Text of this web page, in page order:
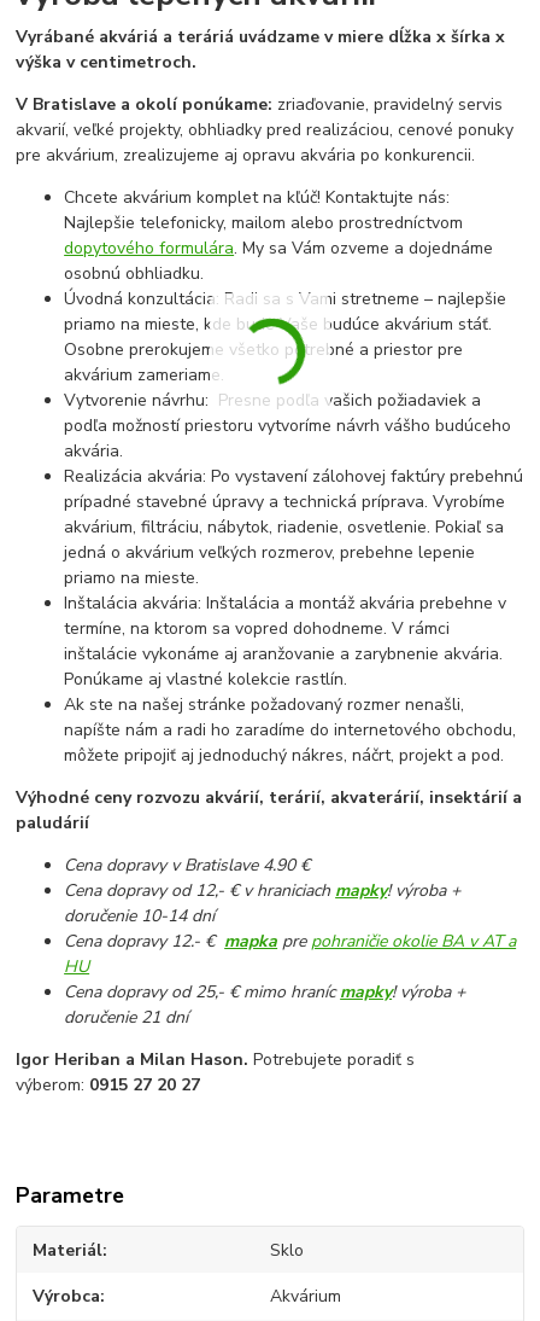
Vyrábané akváriá a teráriá uvádzame v miere dĺžka x šírka x
výška v centimetroch.
V Bratislave a okolí ponúkame: zriaďovanie, pravidelný servis
akvarií, veľké projekty, obhliadky pred realizáciou, cenové ponuky
pre akvárium, zrealizujeme aj opravu akvária po konkurencii.
Chcete akvárium komplet na kľúč! Kontaktujte nás:
Najlepšie telefonicky, mailom alebo prostredníctvom
dopytového formulára. My sa Vám ozveme a dojednáme
osobnú obhliadku.
Úvodná konzultácia: Radi sa s Vami stretneme – najlepšie
priamo na mieste, kde bude Vaše budúce akvárium stáť.
Osobne prerokujeme všetko potrebné a priestor pre
akvárium zameriame.
Vytvorenie návrhu: Presne podľa vašich požiadaviek a
podľa možností priestoru vytvoríme návrh vášho budúceho
akvária.
Realizácia akvária: Po vystavení zálohovej faktúry prebehnú
prípadné stavebné úpravy a technická príprava. Vyrobíme
akvárium, filtráciu, nábytok, riadenie, osvetlenie. Pokiaľ sa
jedná o akvárium veľkých rozmerov, prebehne lepenie
priamo na mieste.
Inštalácia akvária: Inštalácia a montáž akvária prebehne v
termíne, na ktorom sa vopred dohodneme. V rámci
inštalácie vykonáme aj aranžovanie a zarybnenie akvária.
Ponúkame aj vlastné kolekcie rastlín.
Ak ste na našej stránke požadovaný rozmer nenašli,
napíšte nám a radi ho zaradíme do internetového obchodu,
môžete pripojiť aj jednoduchý nákres, náčrt, projekt a pod.
Výhodné ceny rozvozu akvárií, terárií, akvaterárií, insektárií a
paludárií
Cena dopravy v Bratislave 4.90 €
Cena dopravy od 12,- € v hraniciach mapky! výroba +
doručenie 10-14 dní
Cena dopravy 12.- € mapka pre pohraničie okolie BA v AT a
HU
Cena dopravy od 25,- € mimo hranícmapky! výroba +
doručenie 21 dní
Igor Heriban a Milan Hason.Potrebujete poradiť s
výberom: 0915 27 20 27
Parametre
Materiál Sklo
Výrobca Akvárium